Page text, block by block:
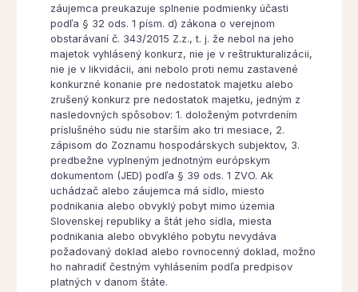
záujemca preukazuje splnenie podmienky účasti
podľa § 32 ods. 1 písm. d) zákona o verejnom
obstarávaní č. 343/2015 Z.z., t. j. že nebol na jeho
majetok vyhlásený konkurz, nie je v reštrukturalizácii,
nie je v likvidácii, ani nebolo proti nemu zastavené
konkurzné konanie pre nedostatok majetku alebo
zrušený konkurz pre nedostatok majetku, jedným z
nasledovných spôsobov: 1. doloženým potvrdením
príslušného súdu nie starším ako tri mesiace, 2.
zápisom do Zoznamu hospodárskych subjektov, 3.
predbežne vyplneným jednotným európskym
dokumentom (JED) podľa § 39 ods. 1 ZVO. Ak
uchádzač alebo záujemca má sídlo, miesto
podnikania alebo obvyklý pobyt mimo územia
Slovenskej republiky a štát jeho sídla, miesta
podnikania alebo obvyklého pobytu nevydáva
požadovaný doklad alebo rovnocenný doklad, možno
ho nahradiť čestným vyhlásením podľa predpisov
platných v danom štáte.